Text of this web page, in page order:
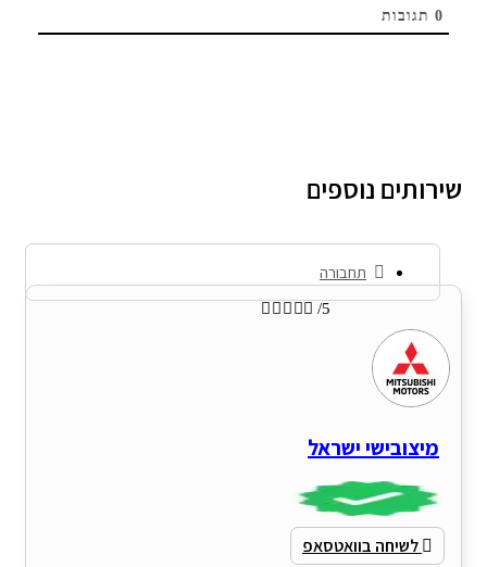
תגובות
נוספים
תחבורה
  
מיצובישי ישראל
לשיחה בוואטסאפ